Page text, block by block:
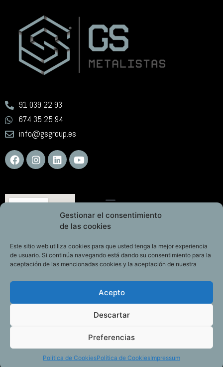
Gestionar el consentimiento
de las cookies
Este sitio web utiliza cookies para que usted tenga la mejor experiencia
de usuario. Si continúa navegando está dando su consentimiento para la
aceptación de las mencionadas cookies y la aceptación de nuestra
Acepto
Descartar
Preferencias
Política de CookiesPolítica de CookiesImpressum
91 039 22 93
674 35 25 94
info@gsgroup.es